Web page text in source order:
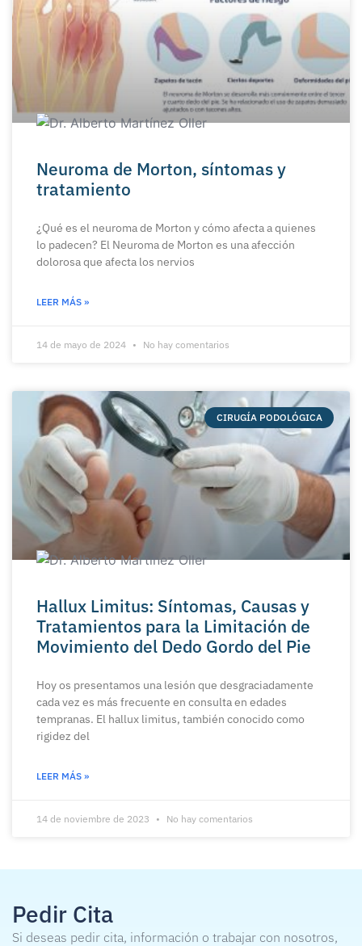
Neuroma de Morton, síntomas y
tratamiento
¿Qué es el neuroma de Morton y cómo afecta a quienes
lo padecen? El Neuroma de Morton es una afección
dolorosa que afecta los nervios
LEER MÁS »
14 de mayo de 2024 No hay comentarios
CIRUGÍA PODOLÓGICA
Hallux Limitus: Síntomas, Causas y
Tratamientos para la Limitación de
Movimiento del Dedo Gordo del Pie
Hoy os presentamos una lesión que desgraciadamente
cada vez es más frecuente en consulta en edades
tempranas. El hallux limitus, también conocido como
rigidez del
LEER MÁS »
14 de noviembre de 2023 No hay comentarios
Pedir Cita
Si deseas pedir cita, información o trabajar con nosotros,